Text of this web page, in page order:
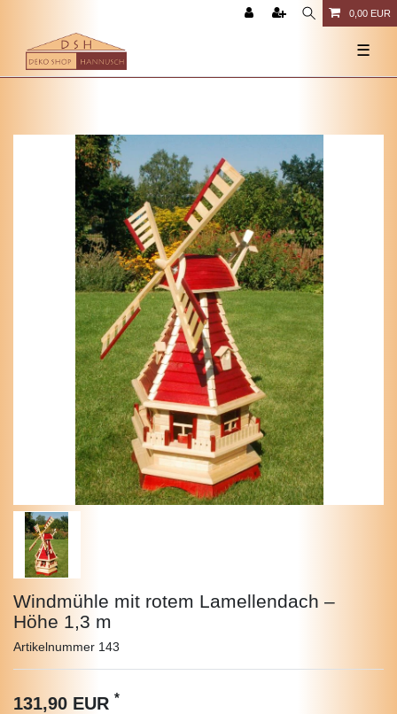
0,00 EUR
☰
Windmühle mit rotem Lamellendach –
Höhe 1,3 m
Artikelnummer 143
131,90 EUR *